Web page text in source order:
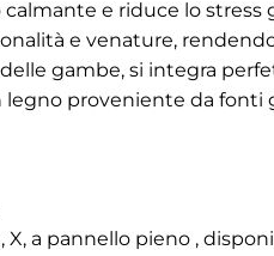
e riduce lo stress
e venature,
gambe, si integra
legno proveniente da fonti
X, a pannello pieno ,